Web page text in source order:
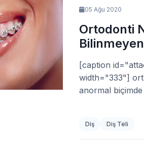
05 Ağu 2020
Ortodonti
[caption
width="333"]
anormal biçimde
Diş Diş Teli